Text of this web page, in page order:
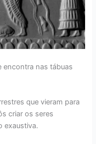
encontra nas tábuas
que vieram para
criar os seres
exaustiva.